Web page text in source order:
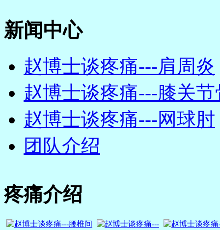
新闻中心
赵博士谈疼痛---肩周炎
赵博士谈疼痛---膝关
赵博士谈疼痛---网球肘
团队介绍
疼痛介绍